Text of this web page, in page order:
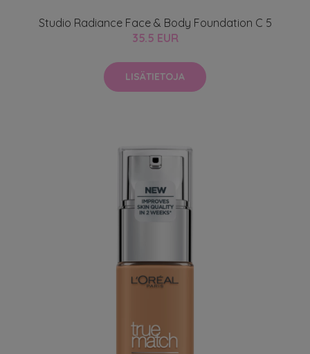
Studio Radiance Face & Body Foundation C 5
35.5 EUR
LISÄTIETOJA